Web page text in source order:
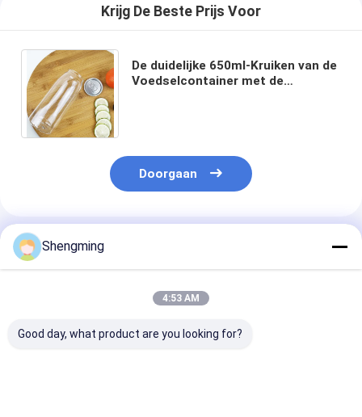
Krijg De Beste Prijs Voor
De duidelijke 650ml-Kruiken van de
Voedselcontainer met de
Doorgaan
Geadviseerde Producten
Shengming
4:53 AM
Good day, what product are you looking for?